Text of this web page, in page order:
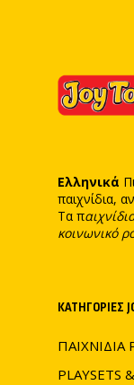
Ελληνικά
παιχνίδια,
Τα π
κοινωνικό
ΚΑΤΗΓΟΡΊΕΣ
PLAYSETS